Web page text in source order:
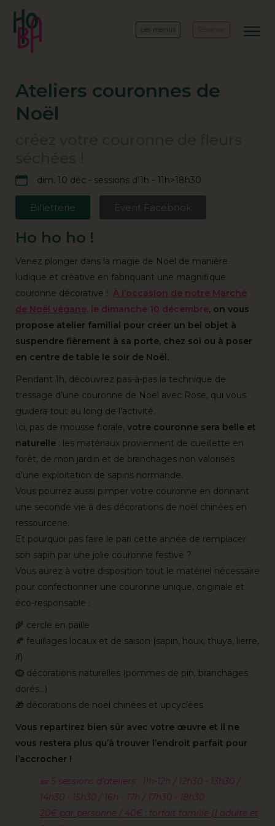
Les menus Réserver
Ateliers couronnes de
Noël
dim. 10 déc - sessions d'1h - 11h>18h30
Billetterie Event Facebook
Ho ho ho !
Venez plonger dans la magie de Noël de manière
ludique et créative en fabriquant une magnifique
couronne décorative ! À l’occasion de notre Marché
de Noël végane, le dimanche 10 décembre, on vous
propose atelier familial pour créer un bel objet à
suspendre fièrement à sa porte, chez soi ou à poser
en centre de table le soir de Noël.
Pendant 1h, découvrez pas-à-pas la technique de
tressage d’une couronne de Noël avec Rose, qui vous
guidera tout au long de l’activité.
Ici, pas de mousse florale, votre couronne sera belle et
naturelle : les matériaux proviennent de cueillette en
forêt, de mon jardin et de branchages non valorisés
d’une exploitation de sapins normande.
Vous pourrez aussi pimper votre couronne en donnant
une seconde vie à des décorations de noël chinées en
ressourcerie.
Et pourquoi pas faire le pari cette année de remplacer
son sapin par une jolie couronne festive ?
Vous aurez à votre disposition tout le matériel nécessaire
pour confectionner une couronne unique, originale et
éco-responsable :
🌾 cercle en paille
🍂 feuillages locaux et de saison (sapin, houx, thuya, lierre,
if)
🪹 décorations naturelles (pommes de pin, branchages
dorés…)
🎁 décorations de noël chinées et upcyclées
Vous repartirez bien sûr avec votre œuvre et il ne
vous restera plus qu’à trouver l’endroit parfait pour
l’accrocher !
🎫 5 sessions d’ateliers : 11h-12h / 12h30 - 13h30 /
14h30 - 15h30 / 16h - 17h / 17h30 - 18h30
20€ par personne / 40€ : forfait famille (1 adulte et